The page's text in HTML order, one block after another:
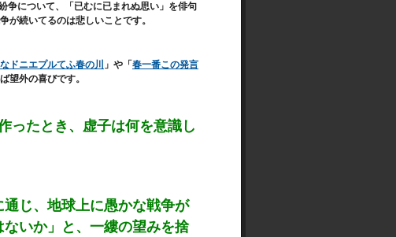
争について、「已むに已まれぬ思い」を俳句
が続いてるのは悲しいことです。
ドニエプルてふ春の川 」や「 春一番この発言
望外の喜びです。
ったとき、虚子は何を意識し
通じ、地球上に愚かな戦争が
いか」と、一縷の望みを捨